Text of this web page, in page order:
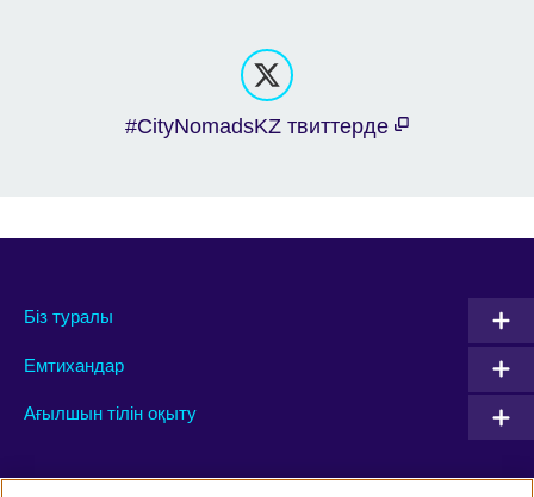
#CityNomadsKZ твиттерде
Біз туралы
Емтихандар
Ағылшын тілін оқыту
Connect with us